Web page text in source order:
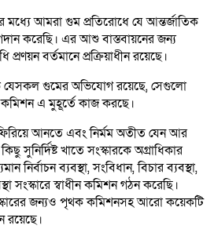
মধ্যে আমরা গুম প্রতিরোধে যে আন্তর্জাতিক
করেছি। এর আশু বাস্তবায়নের জন্য
বর্তমানে প্রক্রিয়াধীন রয়েছে।
যেসকল গুমের অভিযোগ রয়েছে, সেগুলো
এ মুহূর্তে কাজ করছে।
আনতে এবং নির্মম অতীত যেন আর
সুনির্দিষ্ট খাতে সংস্কারকে অগ্রাধিকার
নির্বাচন ব্যবস্থা, সংবিধান, বিচার ব্যবস্থা,
সংস্কারে স্বাধীন কমিশন গঠন করেছি।
জন্যও পৃথক কমিশনসহ আরো কয়েকটি
রয়েছে।